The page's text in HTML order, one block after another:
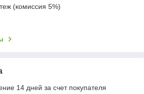
(комиссия 5%)
14 дней за счет покупателя